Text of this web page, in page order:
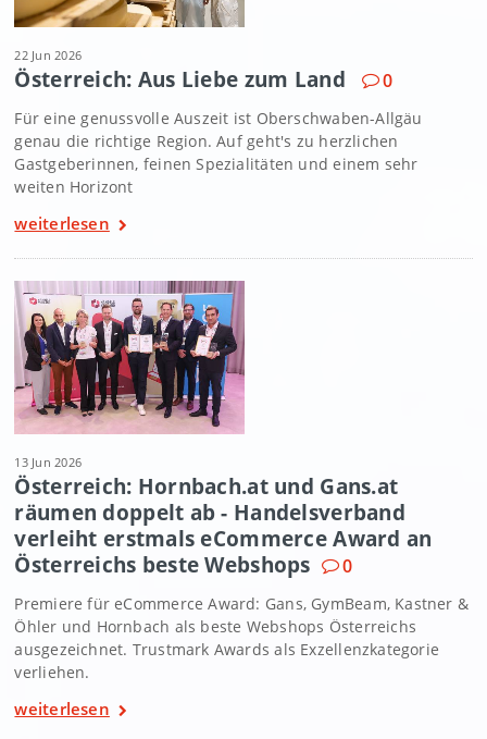
22 Jun 2026
Österreich: Aus Liebe zum Land 0
Für eine genussvolle Auszeit ist Oberschwaben-Allgäu
genau die richtige Region. Auf geht's zu herzlichen
Gastgeberinnen, feinen Spezialitäten und einem sehr
weiten Horizont
weiterlesen
13 Jun 2026
Österreich: Hornbach.at und Gans.at
räumen doppelt ab - Handelsverband
verleiht erstmals eCommerce Award an
Österreichs beste Webshops
0
Premiere für eCommerce Award: Gans, GymBeam, Kastner &
Öhler und Hornbach als beste Webshops Österreichs
ausgezeichnet. Trustmark Awards als Exzellenzkategorie
verliehen.
weiterlesen